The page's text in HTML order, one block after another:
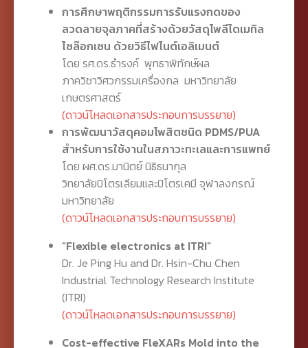
การศึกษาพฤติกรรมการรับแรงกดของ
ลวดลายจุลภาคที่สร้างด้วยวัสดุโพลีไดเมทิล
ไซล๊อกเซน ด้วยวิธีไฟไนต์เอลิเมนต์
โดย รศ.ดร.ธำรงค์ พุทธาพิทักษ์ผล
ภาควิชาวิศวกรรมเครื่องกล มหาวิทยาลัย
เกษตรศาสตร์
(ดาวน์โหลดเอกสารประกอบการบรรยาย)
การพัฒนาวัสดุคอมโพสิตชนิด PDMS/PUA
สำหรับการใช้งานในสภาวะทะเลและการแพทย์
โดย ผศ.ดร.มานิตย์ นิธิธนากุล
วิทยาลัยปิโตรเลียมและปิโตรเคมี จุฬาลงกรณ์
มหาวิทยาลัย
(ดาวน์โหลดเอกสารประกอบการบรรยาย)
“Flexible electronics at ITRI”
Dr. Je Ping Hu and Dr. Hsin-Chu Chen
Industrial Technology Research Institute
(ITRI)
(ดาวน์โหลดเอกสารประกอบการบรรยาย)
Cost-effective FleXARs Mold into the